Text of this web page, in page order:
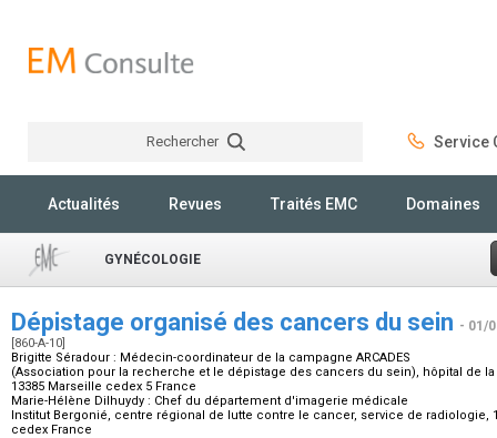
Rechercher Service
Actualités Revues Traités EMC Domaines
GYNÉCOLOGIE
Dépistage organisé des cancers du sein - 01/
[860-A-10]
Brigitte Séradour : Médecin-coordinateur de la campagne ARCADES
(Association pour la recherche et le dépistage des cancers du sein), hôpital de
13385 Marseille cedex 5 France
Marie-Hélène Dilhuydy : Chef du département d'imagerie médicale
Institut Bergonié, centre régional de lutte contre le cancer, service de radiologie,
cedex France